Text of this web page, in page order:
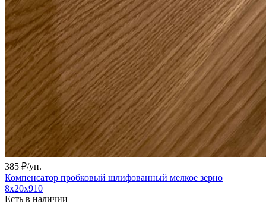
385 ₽/уп.
Компенсатор пробковый шлифованный мелкое зерно
8х20х910
Есть в наличии